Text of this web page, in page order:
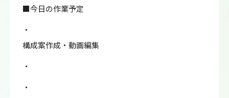
■今日の作業予定
・
構成案作成・動画編集
・
・